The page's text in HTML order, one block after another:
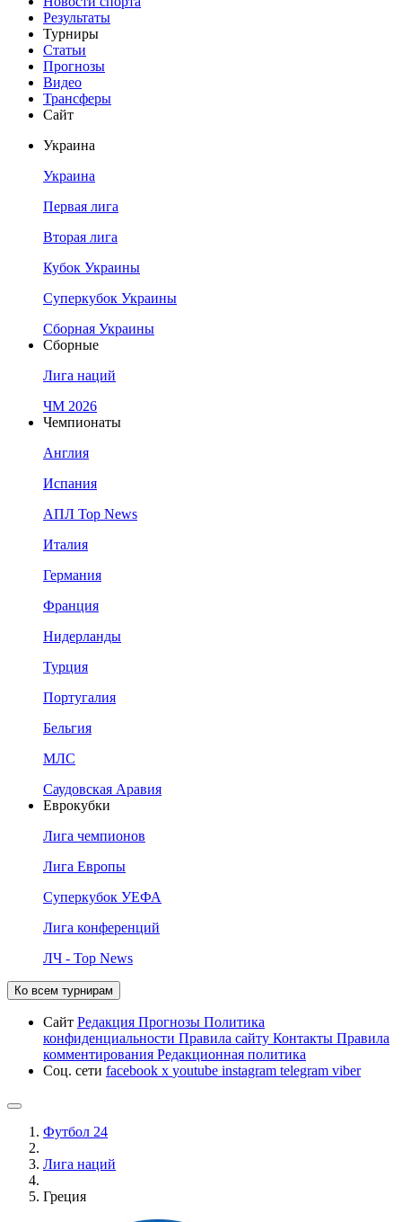
Результаты
Турниры
Статьи
Прогнозы
Видео
Трансферы
Сайт
Украина
Украина
Первая лига
Вторая лига
Кубок Украины
Суперкубок Украины
Сборная Украины
Сборные
Лига наций
ЧМ 2026
Чемпионаты
Англия
Испания
АПЛ Top News
Италия
Германия
Франция
Нидерланды
Турция
Португалия
Бельгия
МЛС
Саудовская Аравия
Еврокубки
Лига чемпионов
Лига Европы
Суперкубок УЕФА
Лига конференций
ЛЧ - Top News
Ко всем турнирам
Сайт Редакция Прогнозы Политика
конфиденциальности Правила сайту Контакты Правила
комментирования Редакционная политика
Соц. сети facebook x youtube instagram telegram viber
Футбол 24
Лига наций
Греция